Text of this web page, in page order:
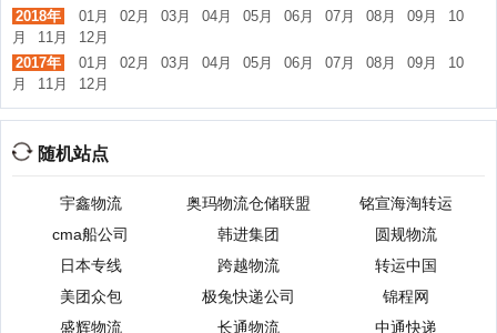
2018年
01月 02月 03月 04月 05月 06月 07月 08月 09月
10
月
11月
12月
2017年
01月 02月 03月 04月 05月 06月 07月 08月 09月
10
月
11月 12月
随机站点
宇鑫物流 奥玛物流仓储联盟
铭宣海淘转运
cma船公司
韩进集团
圆规物流
日本专线
跨越物流
转运中国
美团众包
极兔快递公司
锦程网
盛辉物流
长通物流
中通快递